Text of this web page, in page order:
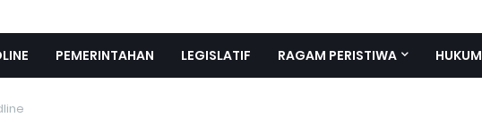
PEMERINTAHAN LEGISLATIF RAGAM PERISTIWA HUKUM